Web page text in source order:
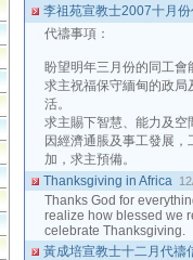
李祖苑宣教士2007十月
代禱事項：
盼望明年三月份的同工會
求主祝福保守緬甸的政局
活。
求主賜下智慧、能力及空
因經濟通脹及事工發展
加，求主預備。
Thanksgiving in Africa
Thanks God for
realize how blessed we
celebrate Thanksgiving.
黃成培宣教士十二月代禱